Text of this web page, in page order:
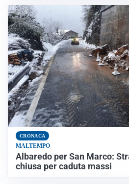
CRONACA
MALTEMPO
Albaredo per San Marco:
chiusa per caduta massi